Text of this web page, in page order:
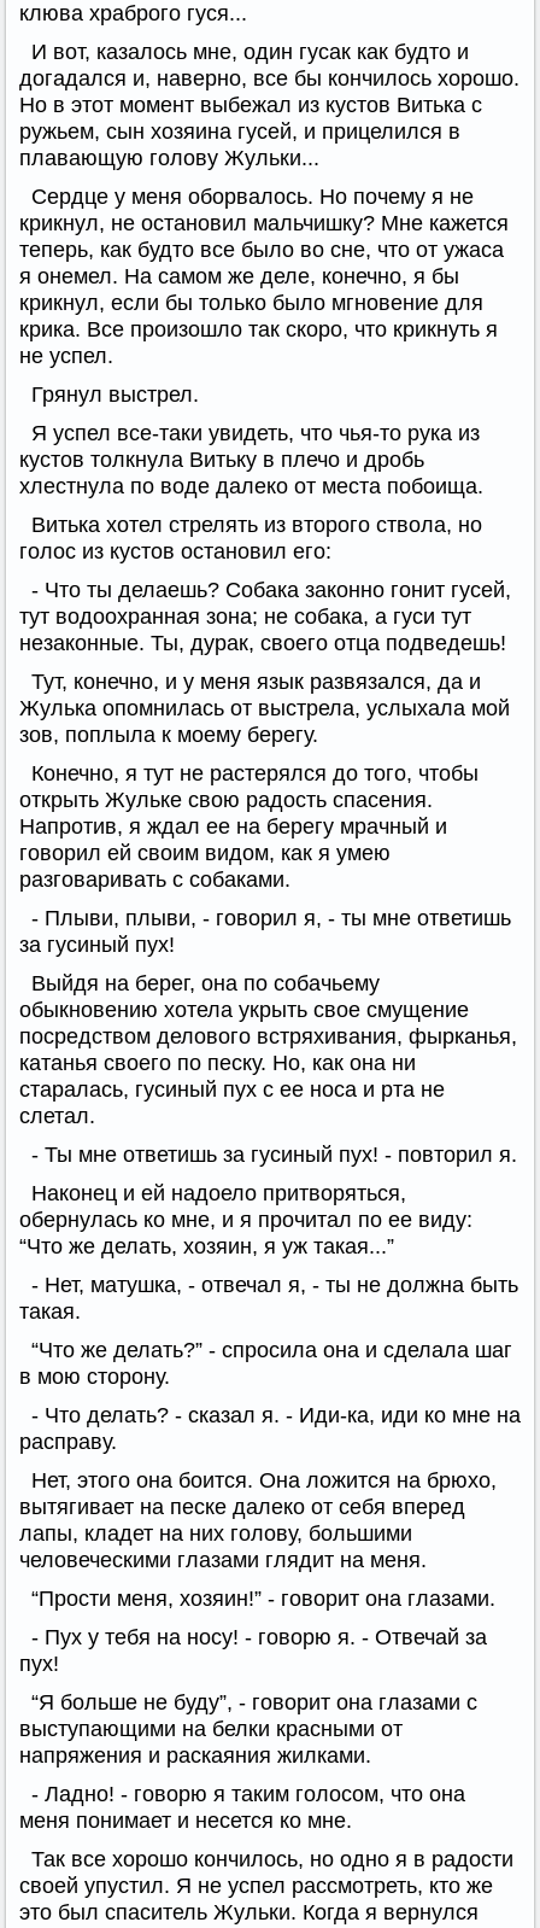
клюва храброго гуся...
И вот, казалось мне, один гусак как будто и
догадался и, наверно, все бы кончилось хорошо.
Но в этот момент выбежал из кустов Витька с
ружьем, сын хозяина гусей, и прицелился в
плавающую голову Жульки...
Сердце у меня оборвалось. Но почему я не
крикнул, не остановил мальчишку? Мне кажется
теперь, как будто все было во сне, что от ужаса
я онемел. На самом же деле, конечно, я бы
крикнул, если бы только было мгновение для
крика. Все произошло так скоро, что крикнуть я
не успел.
Грянул выстрел.
Я успел все-таки увидеть, что чья-то рука из
кустов толкнула Витьку в плечо и дробь
хлестнула по воде далеко от места побоища.
Витька хотел стрелять из второго ствола, но
голос из кустов остановил его:
- Что ты делаешь? Собака законно гонит гусей,
тут водоохранная зона; не собака, а гуси тут
незаконные. Ты, дурак, своего отца подведешь!
Тут, конечно, и у меня язык развязался, да и
Жулька опомнилась от выстрела, услыхала мой
зов, поплыла к моему берегу.
Конечно, я тут не растерялся до того, чтобы
открыть Жульке свою радость спасения.
Напротив, я ждал ее на берегу мрачный и
говорил ей своим видом, как я умею
разговаривать с собаками.
- Плыви, плыви, - говорил я, - ты мне ответишь
за гусиный пух!
Выйдя на берег, она по собачьему
обыкновению хотела укрыть свое смущение
посредством делового встряхивания, фырканья,
катанья своего по песку. Но, как она ни
старалась, гусиный пух с ее носа и рта не
слетал.
- Ты мне ответишь за гусиный пух! - повторил я.
Наконец и ей надоело притворяться,
обернулась ко мне, и я прочитал по ее виду:
“Что же делать, хозяин, я уж такая...”
- Нет, матушка, - отвечал я, - ты не должна быть
такая.
“Что же делать?” - спросила она и сделала шаг
в мою сторону.
- Что делать? - сказал я. - Иди-ка, иди ко мне на
расправу.
Нет, этого она боится. Она ложится на брюхо,
вытягивает на песке далеко от себя вперед
лапы, кладет на них голову, большими
человеческими глазами глядит на меня.
“Прости меня, хозяин!” - говорит она глазами.
- Пух у тебя на носу! - говорю я. - Отвечай за
пух!
“Я больше не буду”, - говорит она глазами с
выступающими на белки красными от
напряжения и раскаяния жилками.
- Ладно! - говорю я таким голосом, что она
меня понимает и несется ко мне.
Так все хорошо кончилось, но одно я в радости
своей упустил. Я не успел рассмотреть, кто же
это был спаситель Жульки. Когда я вернулся